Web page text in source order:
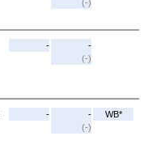
(-)
-
-
(-)
-
-
(-)
WB*